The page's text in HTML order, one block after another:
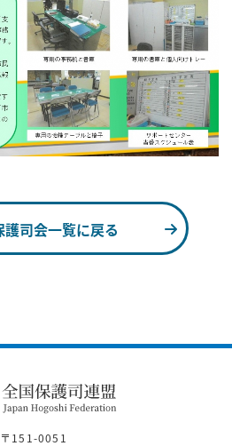
司会一覧に戻る
〒151-0051